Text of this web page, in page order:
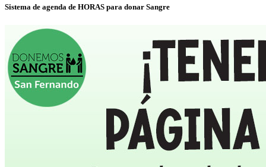
Sistema de agenda de HORAS para donar Sangre